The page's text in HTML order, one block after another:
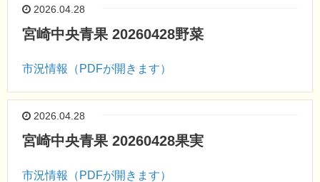
2026.04.28
宮崎中央青果 20260428野菜
市況情報（PDFが開きます）
2026.04.28
宮崎中央青果 20260428果実
市況情報（PDFが開きます）